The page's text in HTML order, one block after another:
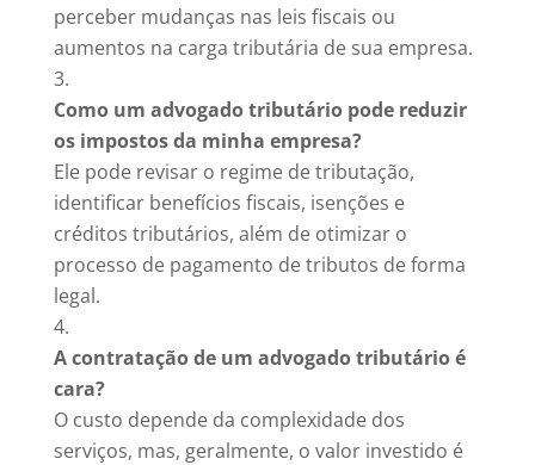
perceber mudanças nas leis fiscais ou
aumentos na carga tributária de sua empresa.
Como um advogado tributário pode reduzir
os impostos da minha empresa?
Ele pode revisar o regime de tributação,
identificar benefícios fiscais, isenções e
créditos tributários, além de otimizar o
processo de pagamento de tributos de forma
legal.
A contratação de um advogado tributário é
cara?
O custo depende da complexidade dos
serviços, mas, geralmente, o valor investido é